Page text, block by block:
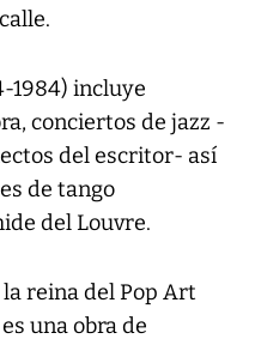
1984) incluye
conciertos de jazz -
del escritor- así
de tango
del Louvre.
reina del Pop Art
una obra de